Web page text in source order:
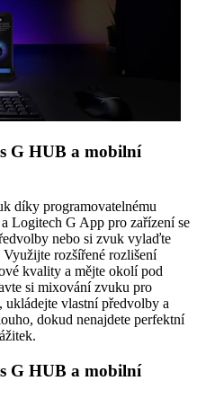
G HUB a mobilní
díky programovatelnému
Logitech G App pro zařízení se
nebo si zvuk vylaďte
rozšířené rozlišení
kvality a mějte okolí pod
si mixování zvuku pro
ukládejte vlastní předvolby a
dokud nenajdete perfektní
G HUB a mobilní